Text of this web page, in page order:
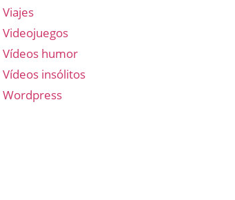
Viajes
Videojuegos
Vídeos humor
Vídeos insólitos
Wordpress